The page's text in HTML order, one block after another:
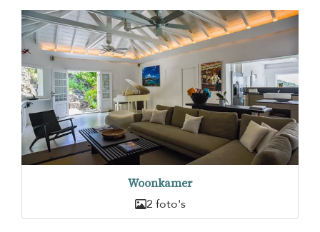
Woonkamer
2 foto's